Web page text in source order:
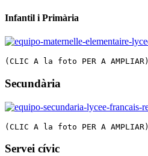
Infantil i Primària
(CLIC A la foto PER A AMPLIAR)
Secundària
(CLIC A la foto PER A AMPLIAR)
Servei cívic